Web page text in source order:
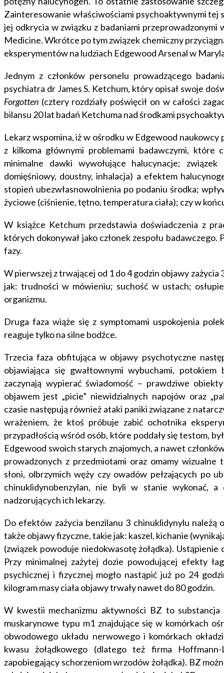
Zainteresowanie właściwościami psychoaktywnymi tej
jej odkrycia w związku z badaniami
Medicine. Wkrótce po tym związek chemiczny
eksperymentów na ludziach Edgewood Arsenal w
Jednym z członków personelu prowadzącego
psychiatra dr James S. Ketchum, który opisał swoje
Forgotten (cztery rozdziały poświęcił on w całości
bilansu 20 lat badań Ketchuma nad środkami
Lekarz wspomina, iż w ośrodku w Edgewood
z kilkoma głównymi problemami badawczymi,
minimalne dawki wywołujące halucynacje;
domięśniowy, doustny, inhalacja) a efektem
stopień ubezwłasnowolnienia po podaniu środka;
życiowe (ciśnienie, tętno, temperatura ciała); czy w
W książce Ketchum przedstawia doświadczenia z
których dokonywał jako członek zespołu
fazy.
W pierwszej z trwającej od 1 do 4 godzin objawy
jak: trudności w mówieniu; suchość w ustach;
organizmu.
Druga faza wiąże się z symptomami uspokojenia
reaguje tylko na silne bodźce.
Trzecia faza obfitująca w objawy psychotyczne
objawiająca się gwałtownymi wybuchami,
zaczynają wypierać świadomość – prawdziwe
objawem jest „picie” niewidzialnych napojów oraz
czasie następują również ataki paniki związane z
wrażeniem, że ktoś próbuje zabić ochotnika
przypadłością wśród osób, które poddały się testom,
Edgewood swoich starych znajomych, a nawet
prowadzonych z przedmiotami oraz omamy
słoni, olbrzymich węży czy owadów pełzających po
chinuklidynobenzylan, nie byli w stanie wykonać,
nadzorujących ich lekarzy.
Do efektów zażycia benzilanu 3 chinuklidynylu
także objawy fizyczne, takie jak: kaszel, kichanie
(związek powoduje niedokwasotę żołądka).
Przy minimalnej zażytej dozie powodującej efekty
psychicznej i fizycznej mogło nastąpić już po 24
kilogram masy ciała objawy trwały nawet do 80 godzin.
W kwestii mechanizmu aktywności BZ to
muskarynowe typu m1 znajdujące się w komórkach
obwodowego układu nerwowego i komórkach
kwasu żołądkowego (dlatego też firma
zapobiegający schorzeniom wrzodów żołądka). BZ